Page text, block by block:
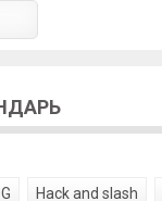
Hack and slash